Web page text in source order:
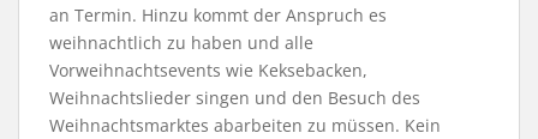
an Termin. Hinzu kommt der Anspruch es
weihnachtlich zu haben und alle
Vorweihnachtsevents wie Keksebacken,
Weihnachtslieder singen und den Besuch des
Weihnachtsmarktes abarbeiten zu müssen. Kein